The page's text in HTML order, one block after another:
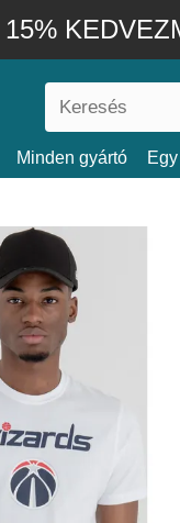
15%
Minden gyártó